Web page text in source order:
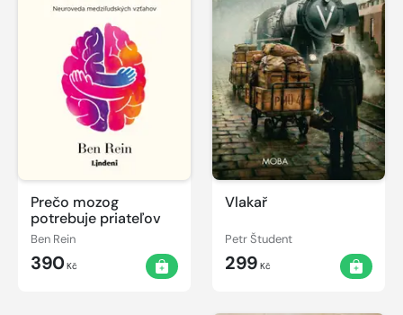
Prečo mozog
potrebuje priateľov
Ben Rein
390Kč
Vlakař
Petr Študent
299 Kč